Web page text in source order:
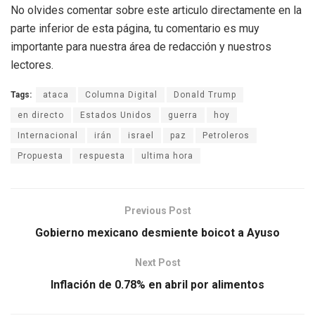
No olvides comentar sobre este articulo directamente en la
parte inferior de esta página, tu comentario es muy
importante para nuestra área de redacción y nuestros
lectores.
Tags: ataca Columna Digital Donald Trump
en directo Estados Unidos guerra hoy
Internacional irán israel paz Petroleros
Propuesta respuesta ultima hora
Previous Post
Gobierno mexicano desmiente boicot a Ayuso
Next Post
Inflación de 0.78% en abril por alimentos